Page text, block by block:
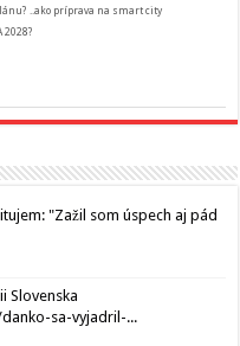
..ako príprava na smart city
2028?
"Zažil som úspech aj pád
Slovenska
sa-vyjadril-...